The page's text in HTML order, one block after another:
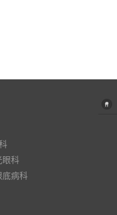
眼科
底病科